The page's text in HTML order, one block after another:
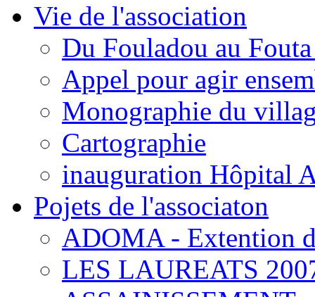
Vie de l'association
Du Fouladou au
Appel pour agir
Monographie du
Cartographie
inauguration Hôpital
Pojets de l'associaton
ADOMA - Extention
LES LAUREATS